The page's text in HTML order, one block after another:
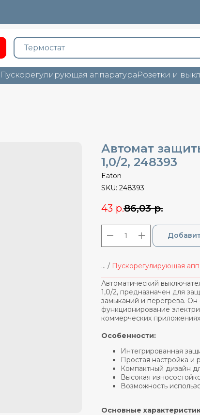
Пускорегулирующая аппаратураРозетки и
Автомат
1,0/2, 248393
Eaton
SKU: 248393
43 р.86,03 р.
... / Пускорегулирующая
Автоматический
1,0/2, предназначен для
замыканий и перегрева.
функционирование
коммерческих
Особенности:
Интегрированная
Простая настройка и
Компактный дизайн
Высокая
Возможность
Основные